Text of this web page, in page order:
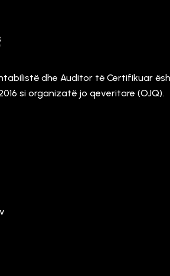
dhe Auditor të Certifikuar
si organizatë jo qeveritare (OJQ).